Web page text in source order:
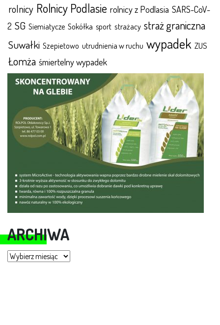
rolnicy Rolnicy Podlasie rolnicy z Podlasia SARS-CoV-
2 SG Siemiatycze Sokółka sport strażacy straż graniczna
Suwałki Szepietowo utrudnienia w ruchu wypadek ZUS
Łomża śmiertelny wypadek
ARCHIWA
Archiwa